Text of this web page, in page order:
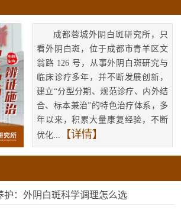
成都蓉城外阴白斑研究所，只
看外阴白斑，位于成都市青羊区文
翁路 126 号，从事外阴白斑研究与
临床诊疗多年，并不断发展创新，
建立“分型分期、规范诊疗、内外结
合、标本兼治”的特色治疗体系，多
年以来，积累大量康复经验，不断
优化...
【详情】
护：外阴白斑科学调理怎么选